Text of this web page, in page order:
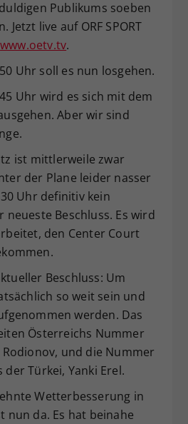
Publikums soeben
live auf ORF SPORT
www.oetv.tv.
Uhr soll es nun losgehen.
Uhr wird es sich mit dem
Aber wir sind
ist mittlerweile zwar
der Plane leider nasser
Uhr definitiv kein
neueste Beschluss. Es wird
den Center Court
Beschluss: Um
so weit sein und
werden. Das
Österreichs Nummer
Rodionov, und die Nummer
der Türkei, Yanki Erel.
Wetterbesserung in
nun da. Es hat beinahe